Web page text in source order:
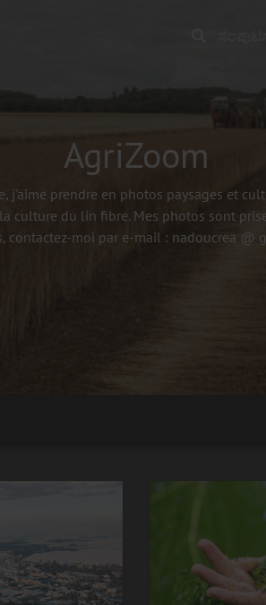
AgriZoom
j'aime prendre en photos paysages et
culture du lin fibre. Mes photos sont
contactez-moi par e-mail : nadoucrea @